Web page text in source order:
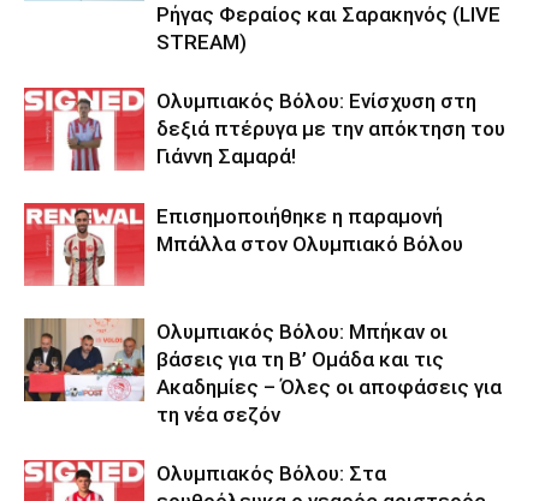
Ρήγας Φεραίος και Σαρακηνός (LIVE
STREAM)
Ολυμπιακός Βόλου: Ενίσχυση στη
δεξιά πτέρυγα με την απόκτηση του
Γιάννη Σαμαρά!
Επισημοποιήθηκε η παραμονή
Μπάλλα στον Ολυμπιακό Βόλου
Ολυμπιακός Βόλου: Μπήκαν οι
βάσεις για τη Β’ Ομάδα και τις
Ακαδημίες – Όλες οι αποφάσεις για
τη νέα σεζόν
Ολυμπιακός Βόλου: Στα